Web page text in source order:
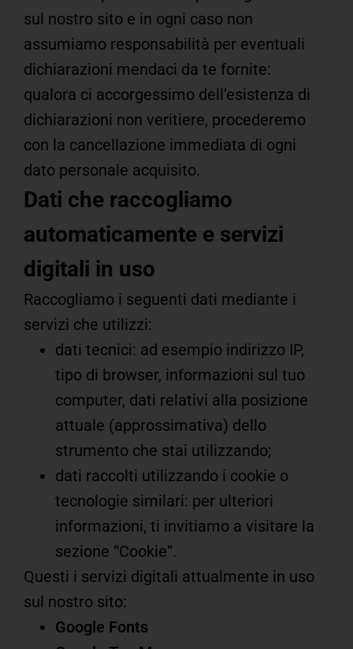
sul nostro sito e in ogni caso non
assumiamo responsabilità per eventuali
dichiarazioni mendaci da te fornite:
qualora ci accorgessimo dell’esistenza di
dichiarazioni non veritiere, procederemo
con la cancellazione immediata di ogni
dato personale acquisito.
Dati che raccogliamo
automaticamente e servizi
digitali in uso
Raccogliamo i seguenti dati mediante i
servizi che utilizzi:
dati tecnici: ad esempio indirizzo IP,
tipo di browser, informazioni sul tuo
computer, dati relativi alla posizione
attuale (approssimativa) dello
strumento che stai utilizzando;
dati raccolti utilizzando i cookie o
tecnologie similari: per ulteriori
informazioni, ti invitiamo a visitare la
sezione “Cookie”.
Questi i servizi digitali attualmente in uso
sul nostro sito:
Google Fonts